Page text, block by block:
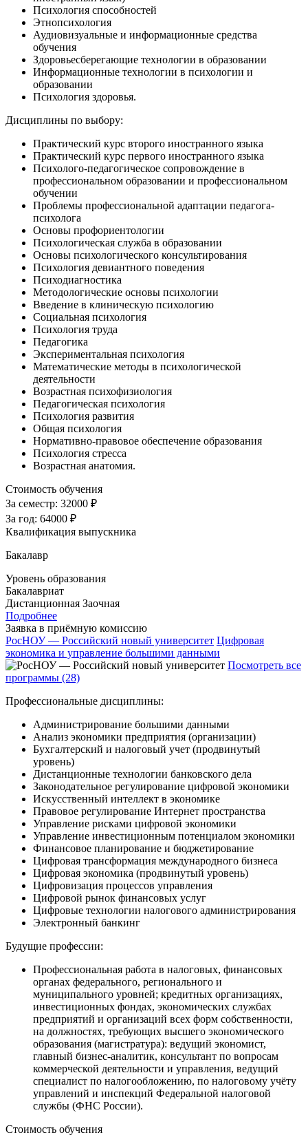
Психология способностей
Этнопсихология
Аудиовизуальные и информационные средства
обучения
Здоровьесберегающие технологии в образовании
Информационные технологии в психологии и
образовании
Психология здоровья.
Дисциплины по выбору:
Практический курс второго иностранного языка
Практический курс первого иностранного языка
Психолого-педагогическое сопровождение в
профессиональном образовании и профессиональном
обучении
Проблемы профессиональной адаптации педагога-
психолога
Основы профориентологии
Психологическая служба в образовании
Основы психологического консультирования
Психология девиантного поведения
Психодиагностика
Методологические основы психологии
Введение в клиническую психологию
Социальная психология
Психология труда
Педагогика
Экспериментальная психология
Математические методы в психологической
деятельности
Возрастная психофизиология
Педагогическая психология
Психология развития
Общая психология
Нормативно-правовое обеспечение образования
Психология стресса
Возрастная анатомия.
Стоимость обучения
За семестр: 32000 ₽
За год: 64000 ₽
Квалификация выпускника
Бакалавр
Уровень образования
Бакалавриат
Дистанционная Заочная
Подробнее
Заявка в приёмную комиссию
РосНОУ — Российский новый университет Цифровая
экономика и управление большими данными
Посмотреть все
программы (28)
Профессиональные дисциплины:
Администрирование большими данными
Анализ экономики предприятия (организации)
Бухгалтерский и налоговый учет (продвинутый
уровень)
Дистанционные технологии банковского дела
Законодательное регулирование цифровой экономики
Искусственный интеллект в экономике
Правовое регулирование Интернет пространства
Управление рисками цифровой экономики
Управление инвестиционным потенциалом экономики
Финансовое планирование и бюджетирование
Цифровая трансформация международного бизнеса
Цифровая экономика (продвинутый уровень)
Цифровизация процессов управления
Цифровой рынок финансовых услуг
Цифровые технологии налогового администрирования
Электронный банкинг
Будущие профессии:
Профессиональная работа в налоговых, финансовых
органах федерального, регионального и
муниципального уровней; кредитных организациях,
инвестиционных фондах, экономических службах
предприятий и организаций всех форм собственности,
на должностях, требующих высшего экономического
образования (магистратура): ведущий экономист,
главный бизнес-аналитик, консультант по вопросам
коммерческой деятельности и управления, ведущий
специалист по налогообложению, по налоговому учёту
управлений и инспекций Федеральной налоговой
службы (ФНС России).
Стоимость обучения